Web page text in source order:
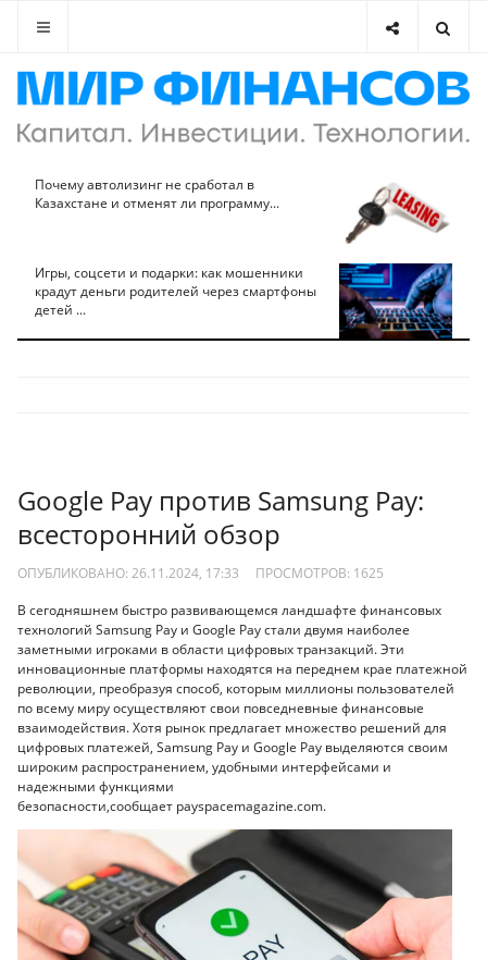
Почему автолизинг не сработал в
Казахстане и отменят ли программу...
Игры, соцсети и подарки: как мошенники
крадут деньги родителей через смартфоны
детей ...
Google Pay против Samsung Pay:
всесторонний обзор
ОПУБЛИКОВАНО: 26.11.2024, 17:33 ПРОСМОТРОВ: 1625
В сегодняшнем быстро развивающемся ландшафте финансовых
технологий Samsung Pay и Google Pay стали двумя наиболее
заметными игроками в области цифровых транзакций. Эти
инновационные платформы находятся на переднем крае платежной
революции, преобразуя способ, которым миллионы пользователей
по всему миру осуществляют свои повседневные финансовые
взаимодействия. Хотя рынок предлагает множество решений для
цифровых платежей, Samsung Pay и Google Pay выделяются своим
широким распространением, удобными интерфейсами и
надежными функциями
безопасности,сообщает payspacemagazine.com.